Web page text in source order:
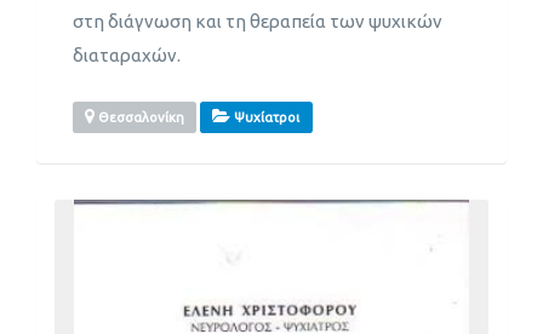
στη διάγνωση και τη θεραπεία των ψυχικών
διαταραχών.
Θεσσαλονίκη Ψυχίατροι